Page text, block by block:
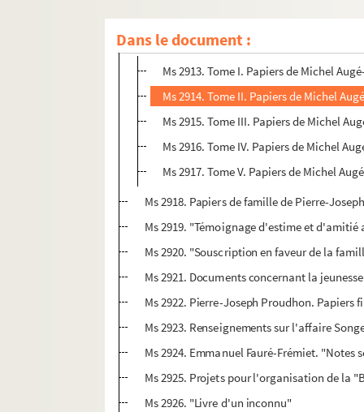
Dans le document :
Ms 2912. Documents ayant trait aux
Ms 2913-2917. Papiers de Michel Augé-
Ms 2913. Tome I. Papiers de Michel
Ms 2914. Tome II. Papiers de Michel
Ms 2915. Tome III. Papiers de Michel
Ms 2916. Tome IV. Papiers de Michel
Ms 2917. Tome V. Papiers de Michel
Ms 2918. Papiers de famille de Pierre-
Ms 2919. "Témoignage d'estime et
Ms 2920. "Souscription en faveur de la
Ms 2921. Documents concernant la
Ms 2922. Pierre-Joseph Proudhon. Papiers
Ms 2923. Renseignements sur l'affaire
Ms 2924. Emmanuel Fauré-Frémiet.
Ms 2925. Projets pour l'organisation de la
Ms 2926. "Livre d'un inconnu"